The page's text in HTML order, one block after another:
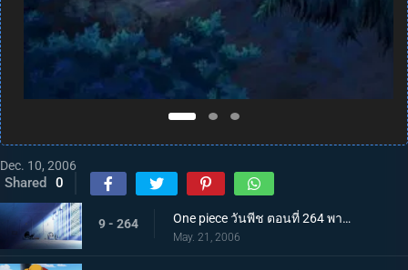
Dec. 10, 2006
Shared 0
9 - 264 One piece วันพีช ตอนที่ 264 พากย์ไทย การจู่โจมเริ่มต้น! โจรสลัดหมวกฟางบุกเข้ามา!
May. 21, 2006